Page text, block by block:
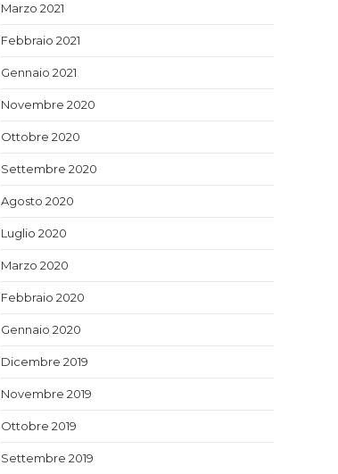
Marzo 2021
Febbraio 2021
Gennaio 2021
Novembre 2020
Ottobre 2020
Settembre 2020
Agosto 2020
Luglio 2020
Marzo 2020
Febbraio 2020
Gennaio 2020
Dicembre 2019
Novembre 2019
Ottobre 2019
Settembre 2019